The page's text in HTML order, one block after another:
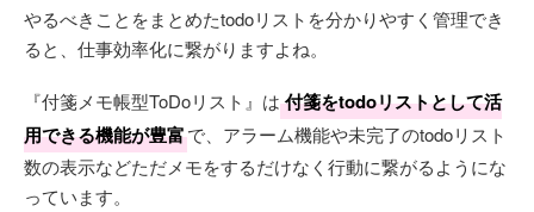
やるべきことをまとめたtodoリストを分かりやすく管理でき
ると、仕事効率化に繋がりますよね。
『付箋メモ帳型ToDoリスト』は 付箋をtodoリストとして活
用できる機能が豊富で、アラーム機能や未完了のtodoリスト
数の表示などただメモをするだけなく行動に繋がるようにな
っています。